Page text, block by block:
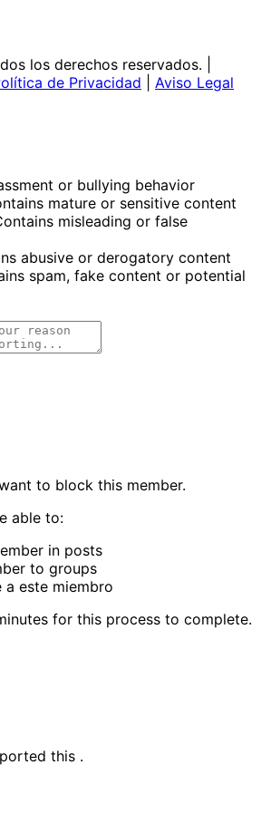
los derechos reservados. |
de Privacidad Aviso Legal
or bullying behavior
mature or sensitive content
misleading or false
abusive or derogatory content
spam, fake content or potential
to block this member.
able to:
in posts
to groups
a este miembro
for this process to complete.
this .